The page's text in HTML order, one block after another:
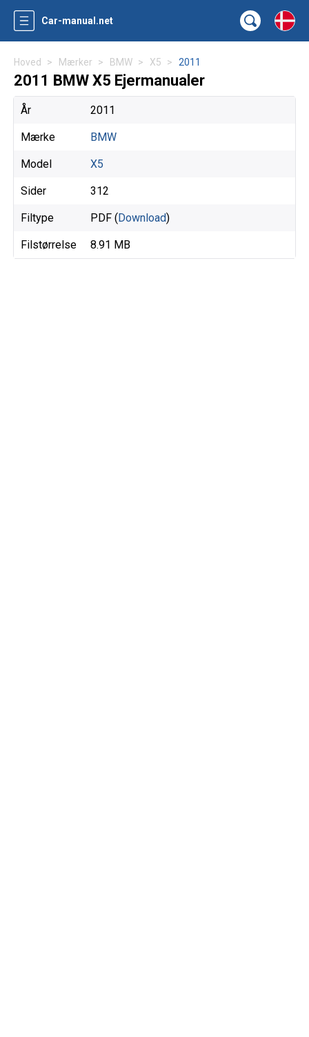
Car-manual.net
Hoved Mærker BMW X5 2011
2011 BMW X5 Ejermanualer
År 2011
Mærke BMW
Model X5
Sider 312
Filtype PDF (Download)
Filstørrelse 8.91 MB